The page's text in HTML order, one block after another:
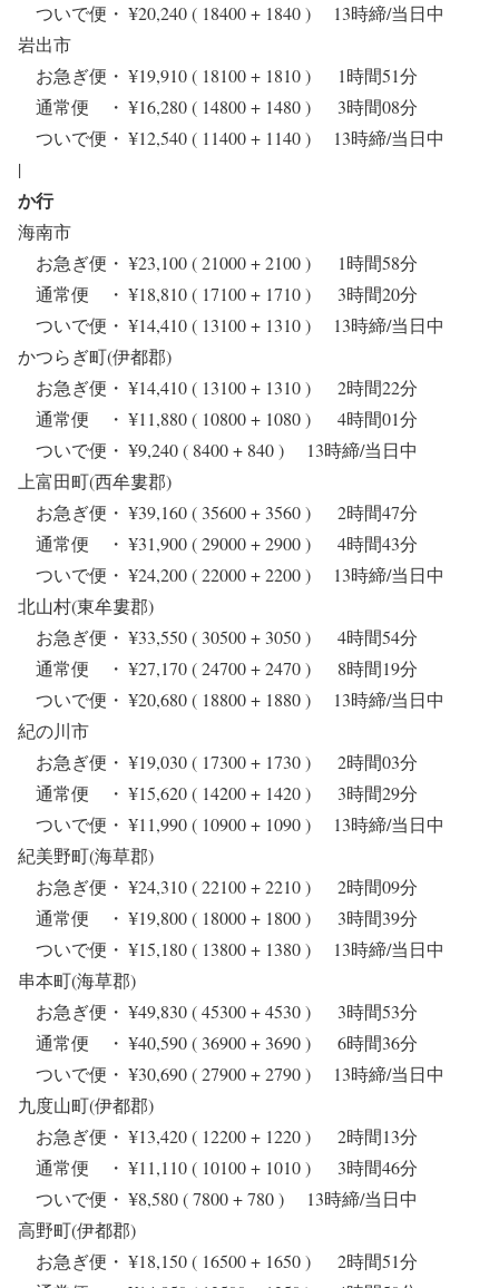
ついで便・ ¥20,240 ( 18400 + 1840 ) 13時締/当日中
岩出市
お急ぎ便・ ¥19,910 ( 18100 + 1810 ) 1時間51分
通常便 ・ ¥16,280 ( 14800 + 1480 ) 3時間08分
ついで便・ ¥12,540 ( 11400 + 1140 ) 13時締/当日中
|
か行
海南市
お急ぎ便・ ¥23,100 ( 21000 + 2100 ) 1時間58分
通常便 ・ ¥18,810 ( 17100 + 1710 ) 3時間20分
ついで便・ ¥14,410 ( 13100 + 1310 ) 13時締/当日中
かつらぎ町(伊都郡)
お急ぎ便・ ¥14,410 ( 13100 + 1310 ) 2時間22分
通常便 ・ ¥11,880 ( 10800 + 1080 ) 4時間01分
ついで便・ ¥9,240 ( 8400 + 840 ) 13時締/当日中
上富田町(西牟婁郡)
お急ぎ便・ ¥39,160 ( 35600 + 3560 ) 2時間47分
通常便 ・ ¥31,900 ( 29000 + 2900 ) 4時間43分
ついで便・ ¥24,200 ( 22000 + 2200 ) 13時締/当日中
北山村(東牟婁郡)
お急ぎ便・ ¥33,550 ( 30500 + 3050 ) 4時間54分
通常便 ・ ¥27,170 ( 24700 + 2470 ) 8時間19分
ついで便・ ¥20,680 ( 18800 + 1880 ) 13時締/当日中
紀の川市
お急ぎ便・ ¥19,030 ( 17300 + 1730 ) 2時間03分
通常便 ・ ¥15,620 ( 14200 + 1420 ) 3時間29分
ついで便・ ¥11,990 ( 10900 + 1090 ) 13時締/当日中
紀美野町(海草郡)
お急ぎ便・ ¥24,310 ( 22100 + 2210 ) 2時間09分
通常便 ・ ¥19,800 ( 18000 + 1800 ) 3時間39分
ついで便・ ¥15,180 ( 13800 + 1380 ) 13時締/当日中
串本町(海草郡)
お急ぎ便・ ¥49,830 ( 45300 + 4530 ) 3時間53分
通常便 ・ ¥40,590 ( 36900 + 3690 ) 6時間36分
ついで便・ ¥30,690 ( 27900 + 2790 ) 13時締/当日中
九度山町(伊都郡)
お急ぎ便・ ¥13,420 ( 12200 + 1220 ) 2時間13分
通常便 ・ ¥11,110 ( 10100 + 1010 ) 3時間46分
ついで便・ ¥8,580 ( 7800 + 780 ) 13時締/当日中
高野町(伊都郡)
お急ぎ便・ ¥18,150 ( 16500 + 1650 ) 2時間51分